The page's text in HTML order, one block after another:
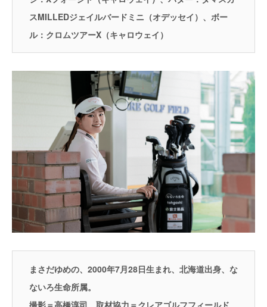
スMILLEDジェイルバードミニ（オデッセイ）、ボー
ル：クロムツアーX（キャロウェイ）
まさだゆめの、2000年7月28日生まれ、北海道出身、な
ないろ生命所属。